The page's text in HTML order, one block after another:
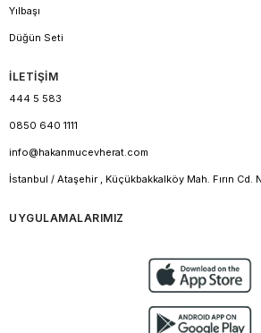
Yılbaşı
Düğün Seti
İLETİŞİM
444 5 583
0850 640 1111
info@hakanmucevherat.com
İstanbul / Ataşehir , Küçükbakkalköy Mah. Fırın Cd.
UYGULAMALARIMIZ